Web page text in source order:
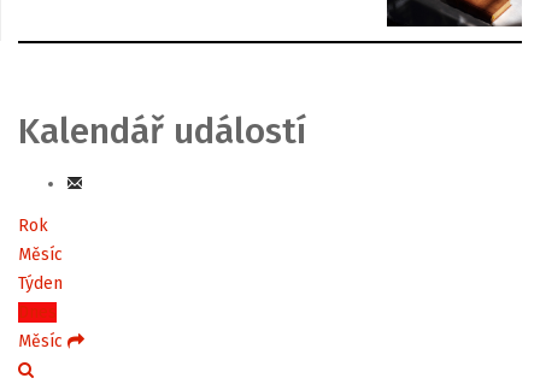
Kalendář událostí
Rok
Měsíc
Týden
Dnes
Měsíc